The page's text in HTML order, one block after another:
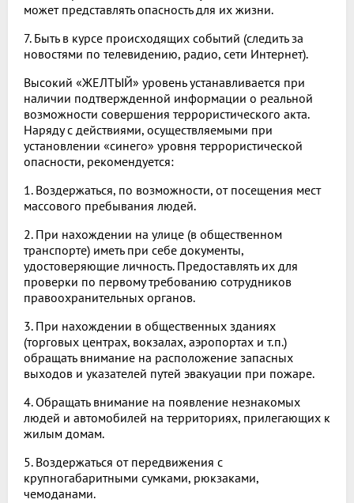
может представлять опасность для их жизни.
7. Быть в курсе происходящих событий (следить за
новостями по телевидению, радио, сети Интернет).
Высокий «ЖЕЛТЫЙ» уровень устанавливается при
наличии подтвержденной информации о реальной
возможности совершения террористического акта.
Наряду с действиями, осуществляемыми при
установлении «синего» уровня террористической
опасности, рекомендуется:
1. Воздержаться, по возможности, от посещения мест
массового пребывания людей.
2. При нахождении на улице (в общественном
транспорте) иметь при себе документы,
удостоверяющие личность. Предоставлять их для
проверки по первому требованию сотрудников
правоохранительных органов.
3. При нахождении в общественных зданиях
(торговых центрах, вокзалах, аэропортах и т.п.)
обращать внимание на расположение запасных
выходов и указателей путей эвакуации при пожаре.
4. Обращать внимание на появление незнакомых
людей и автомобилей на территориях, прилегающих к
жилым домам.
5. Воздержаться от передвижения с
крупногабаритными сумками, рюкзаками,
чемоданами.